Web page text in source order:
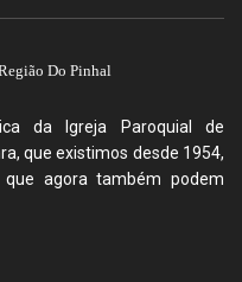
Do Pinhal
da Igreja Paroquial de
que existimos desde 1954,
agora também podem